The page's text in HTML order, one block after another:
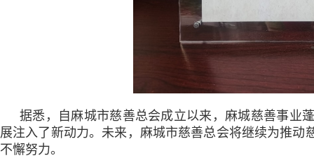
据悉，自麻城市慈善总会成立以来，麻城慈善事业
展注入了新动力。未来，麻城市慈善总会将继续为推
不懈努力。